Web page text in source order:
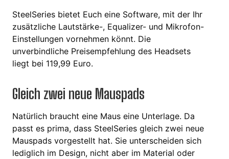
SteelSeries bietet Euch eine Software, mit der Ihr
zusätzliche Lautstärke-, Equalizer- und Mikrofon-
Einstellungen vornehmen könnt. Die
unverbindliche Preisempfehlung des Headsets
liegt bei 119,99 Euro.
Gleich zwei neue Mauspads
Natürlich braucht eine Maus eine Unterlage. Da
passt es prima, dass SteelSeries gleich zwei neue
Mauspads vorgestellt hat. Sie unterscheiden sich
lediglich im Design, nicht aber im Material oder